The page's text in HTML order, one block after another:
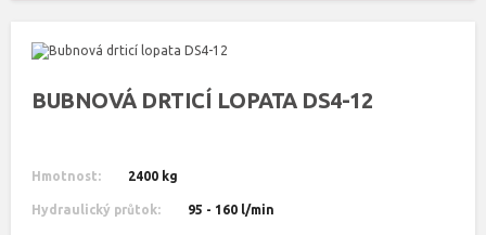
BUBNOVÁ DRTICÍ LOPATA DS4-12
Hmotnost: 2400 kg
Hydraulický průtok: 95 - 160 l/min